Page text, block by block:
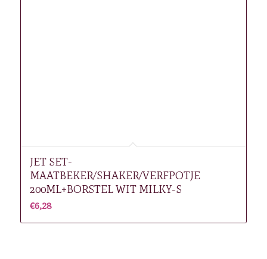
JET SET-
MAATBEKER/SHAKER/VERFPOTJE
200ML+BORSTEL WIT MILKY-S
€6,28